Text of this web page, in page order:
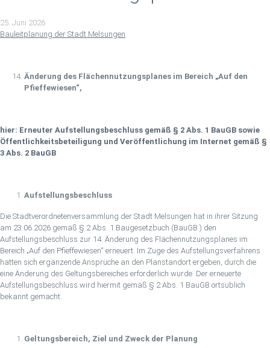
Bereich „Auf den Pfieffewiesen“
25. Juni 2026
Bauleitplanung der Stadt Melsungen
Änderung des Flächennutzungsplanes im Bereich „Auf den
Pfieffewiesen“,
hier: Erneuter Aufstellungsbeschluss gemäß § 2 Abs. 1 BauGB sowie
Öffentlichkeitsbeteiligung und Veröffentlichung im Internet gemäß §
3 Abs. 2 BauGB
Aufstellungsbeschluss
Die Stadtverordnetenversammlung der Stadt Melsungen hat in ihrer Sitzung
am 23.06.2026 gemäß § 2 Abs. 1 Baugesetzbuch (BauGB ) den
Aufstellungsbeschluss zur 14. Änderung des Flächennutzungsplanes im
Bereich „Auf den Pfieffewiesen“ erneuert. Im Zuge des Aufstellungsverfahrens
hatten sich ergänzende Ansprüche an den Planstandort ergeben, durch die
eine Änderung des Geltungsbereiches erforderlich wurde. Der erneuerte
Aufstellungsbeschluss wird hiermit gemäß § 2 Abs. 1 BauGB ortsüblich
bekannt gemacht.
Geltungsbereich, Ziel und Zweck der Planung